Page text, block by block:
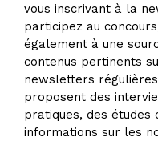
vous inscrivant à la
participez au
également à une
contenus pertinents
newsletters
proposent des
pratiques, des études
informations sur les